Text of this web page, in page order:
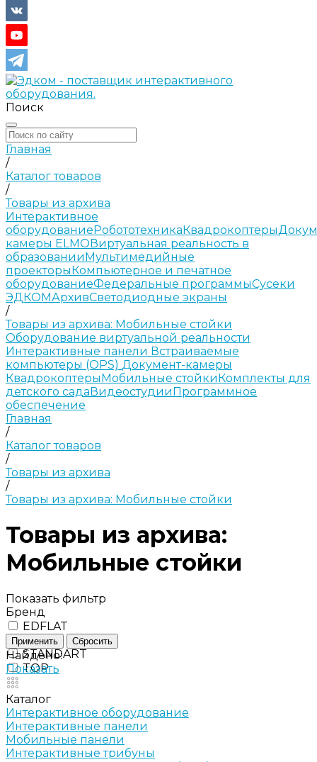
Поиск
Главная
/
Каталог товаров
/
Товары из архива
Интерактивное
оборудованиеРобототехникаКвадрокоптеры
камеры ELMOВиртуальная реальность в
образованииМультимедийные
проекторыКомпьютерное и печатное
оборудованиеФедеральные программыСусеки
ЭДКОМАрхивСветодиодные экраны
/
Товары из архива: Мобильные стойки
Оборудование виртуальной реальности
Интерактивные панели Встраиваемые
компьютеры (OPS) Документ-камеры
КвадрокоптерыМобильные стойкиКомплекты для
детского садаВидеостудииПрограммное
обеспечение
Главная
/
Каталог товаров
/
Товары из архива
/
Товары из архива: Мобильные стойки
Товары из архива:
Мобильные стойки
Показать фильтр
Бренд
EDFLAT
Серия
STANDART
TOP
Найдено:
Показать
Каталог
Интерактивное оборудование
Интерактивные панели
Мобильные панели
Интерактивные трибуны